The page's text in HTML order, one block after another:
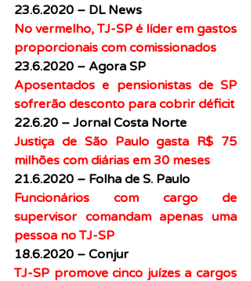
23.6.2020 – DL News
No vermelho, TJ-SP é líder em gastos
proporcionais com comissionados
23.6.2020 – Agora SP
Aposentados e pensionistas de SP
sofrerão desconto para cobrir déficit
22.6.20 – Jornal Costa Norte
Justiça de São Paulo gasta R$ 75
milhões com diárias em 30 meses
21.6.2020 – Folha de S. Paulo
Funcionários com cargo de
supervisor comandam apenas uma
pessoa no TJ-SP
18.6.2020 – Conjur
TJ-SP promove cinco juízes a cargos